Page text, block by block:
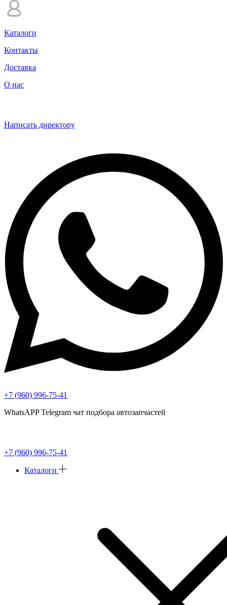
Каталоги
Контакты
Доставка
О нас
Написать директору
+7 (960) 996-75-41
WhatsAPP Telegram чат подбора автозапчастей
+7 (960) 996-75-41
Каталоги